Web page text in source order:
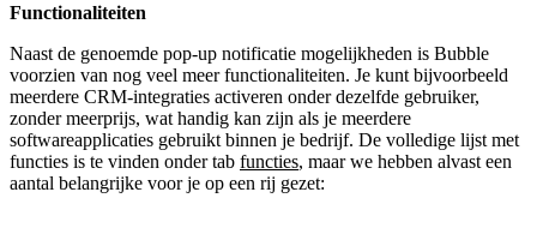
Functionaliteiten
Naast de genoemde pop-up notificatie mogelijkheden is Bubble
voorzien van nog veel meer functionaliteiten. Je kunt bijvoorbeeld
meerdere CRM-integraties activeren onder dezelfde gebruiker,
zonder meerprijs, wat handig kan zijn als je meerdere
softwareapplicaties gebruikt binnen je bedrijf. De volledige lijst met
functies is te vinden onder tab functies, maar we hebben alvast een
aantal belangrijke voor je op een rij gezet: